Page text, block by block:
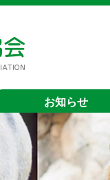
お知らせ